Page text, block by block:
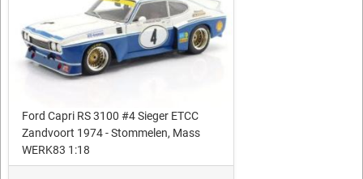
Ford Capri RS 3100 #4 Sieger ETCC
Zandvoort 1974 - Stommelen, Mass
WERK83 1:18